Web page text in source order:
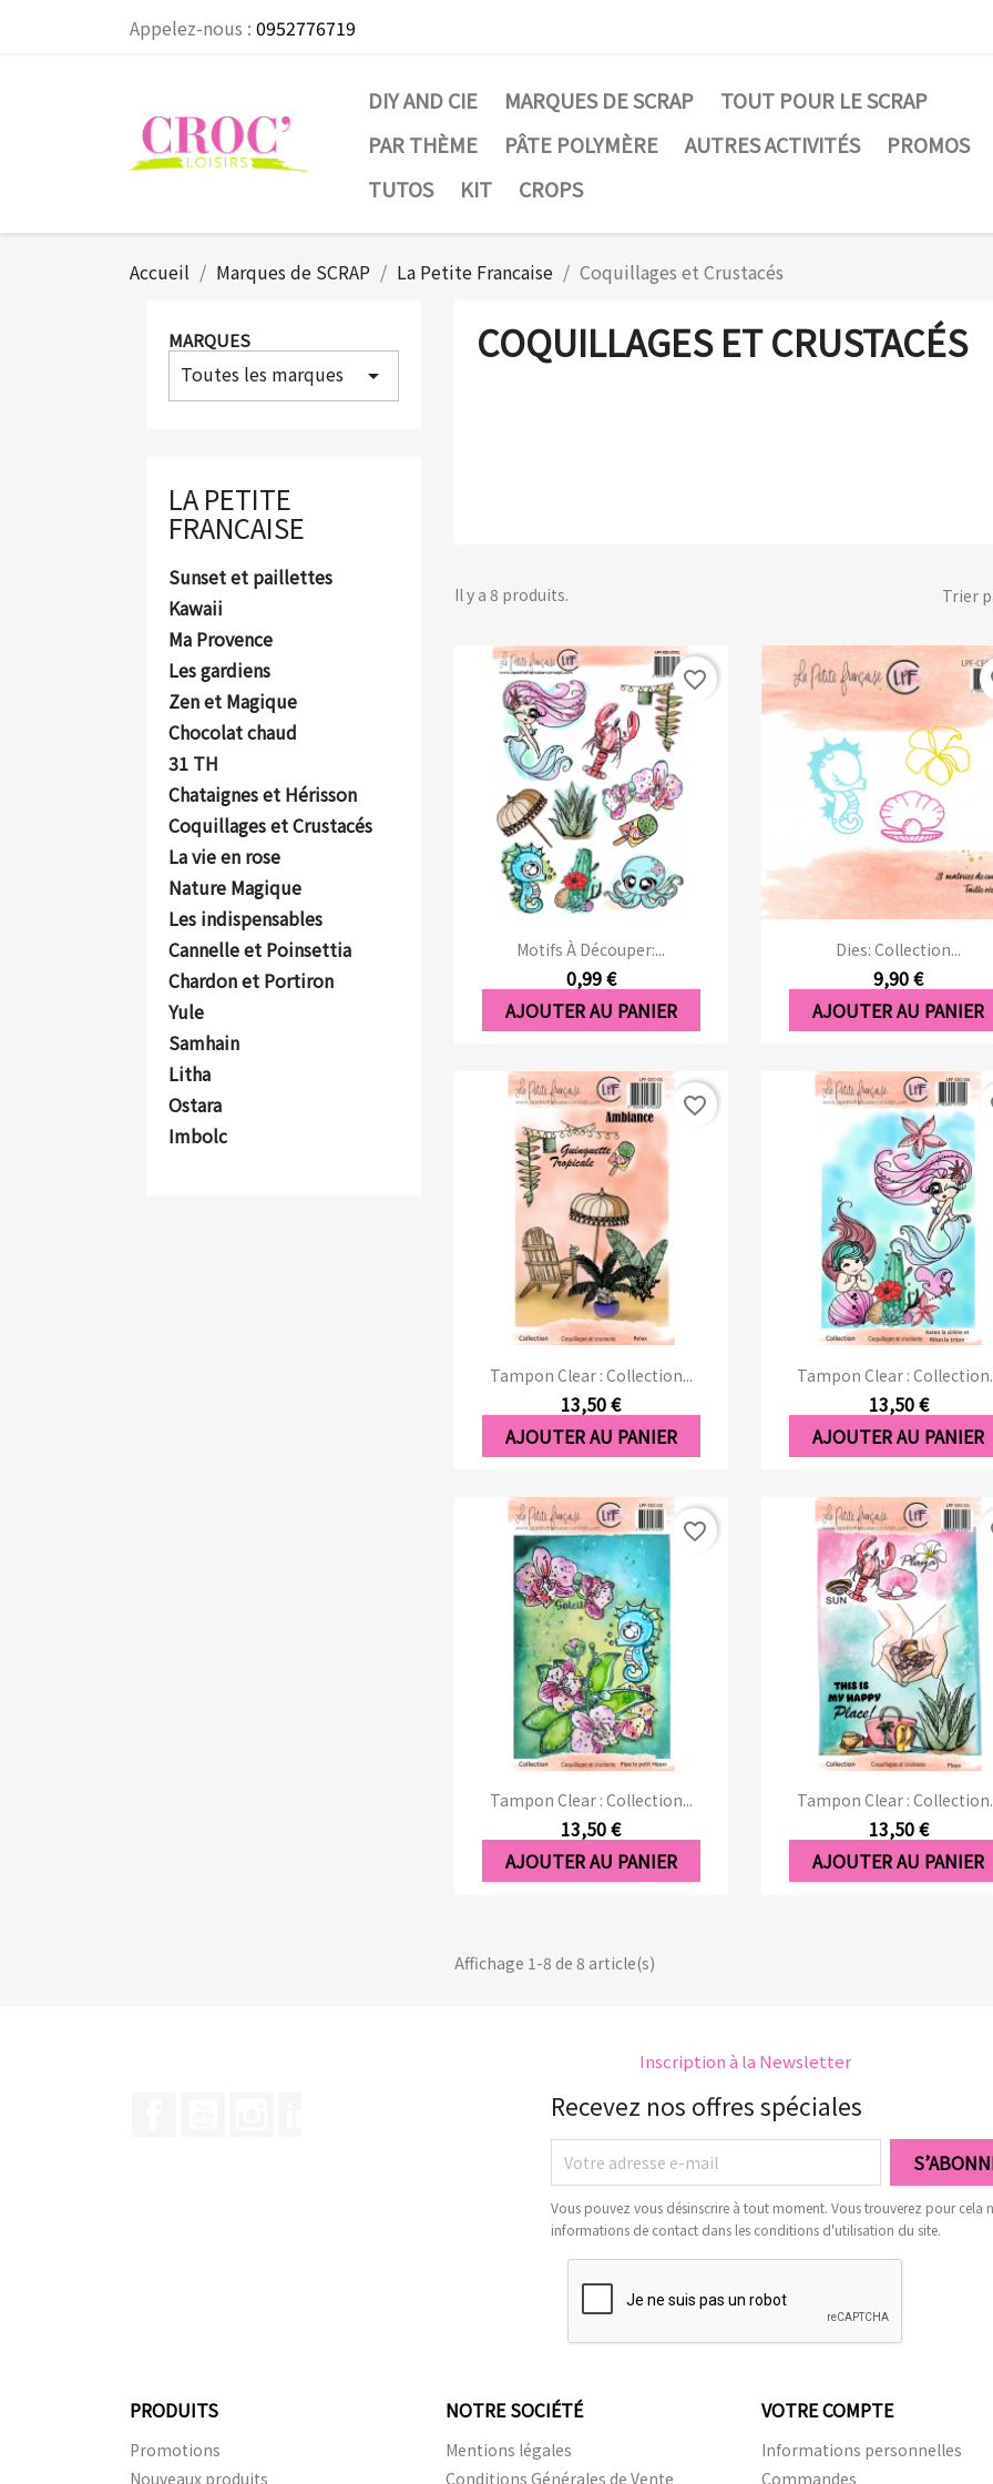
Appelez-nous : 0952776719
DIY AND CIE MARQUES DE SCRAP
TOUT POUR LE SCRAP
PAR THÈME
PÂTE POLYMÈRE AUTRES ACTIVITÉS
PROMOS
TUTOS
KIT CROPS
Accueil Marques de SCRAP La Petite Francaise Coquillages et Crustacés
MARQUES
Toutes les marques arrow_drop_down
LA PETITE
FRANCAISE
Sunset et paillettes
Kawaii
Ma Provence
Les gardiens
Zen et Magique
Chocolat chaud
31 TH
Chataignes et Hérisson
Coquillages et Crustacés
La vie en rose
Nature Magique
Les indispensables
Cannelle et Poinsettia
Chardon et Portiron
Yule
Samhain
Litha
Ostara
Imbolc
COQUILLAGES ET CRUSTACÉS
Il y a 8 produits. Trier
Motifs À Découper:...
0,99 €
AJOUTER AU PANIER
Aperçu rapide
favorite_border
Dies: Collection...
9,90 €
AJOUTER AU PANIER
Aperçu rapide
Tampon Clear : Collection...
13,50 €
AJOUTER AU PANIER
Aperçu rapide
favorite_border
Tampon Clear :
13,50 €
AJOUTER AU PANIER
Aperçu rapide
Tampon Clear : Collection...
13,50 €
AJOUTER AU PANIER
Aperçu rapide
favorite_border
Tampon Clear :
13,50 €
AJOUTER AU PANIER
Aperçu rapide
Affichage 1-8 de 8 article(s)
Inscription à la Newsletter
Recevez nos offres spéciales
Vous pouvez vous désinscrire à tout moment. Vous trouverez pour cela
informations de contact dans les conditions d'utilisation du site.
PRODUITS
Promotions
Nouveaux produits
NOTRE SOCIÉTÉ
Mentions légales
Conditions Générales de Vente
VOTRE COMPTE
Informations personnelles
Commandes